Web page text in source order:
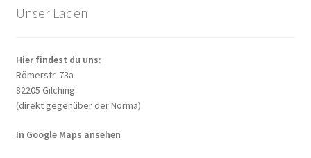
Unser Laden
Hier findest du uns:
Römerstr. 73a
82205 Gilching
(direkt gegenüber der Norma)
In Google Maps ansehen